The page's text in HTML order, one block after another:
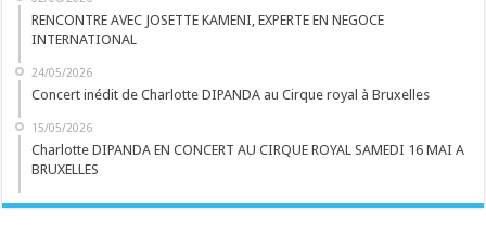
RENCONTRE AVEC JOSETTE KAMENI, EXPERTE EN NEGOCE
INTERNATIONAL
24/05/2026
Concert inédit de Charlotte DIPANDA au Cirque royal à Bruxelles
15/05/2026
Charlotte DIPANDA EN CONCERT AU CIRQUE ROYAL SAMEDI 16 MAI A
BRUXELLES